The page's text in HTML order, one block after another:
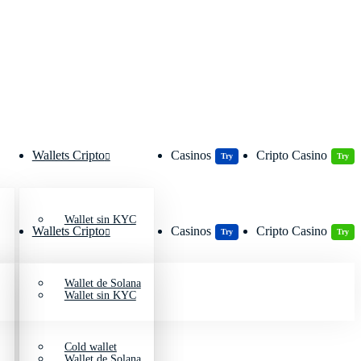
Wallets Cripto
Wallet sin KYC
Wallet de Solana
Cold wallet
Casinos Try Cripto Casino Try
Wallets Cripto
Wallet sin KYC
Casinos Try Cripto Casino Try